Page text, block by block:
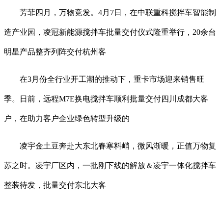
芳菲四月，万物竞发。4月7日，在中联重科搅拌车智能制
造产业园，凌冠新能源搅拌车批量交付仪式隆重举行，20余台
明星产品整齐列阵交付杭州客
在3月份全行业开工潮的推动下，重卡市场迎来销售旺
季。日前，远程M7E换电搅拌车顺利批量交付四川成都大客
户，在助力客户企业绿色转型升级的
凌宇金土豆奔赴大东北春寒料峭，微风渐暖，正值万物复
苏之时。凌宇厂区内，一批刚下线的解放＆凌宇一体化搅拌车
整装待发，批量交付东北大客